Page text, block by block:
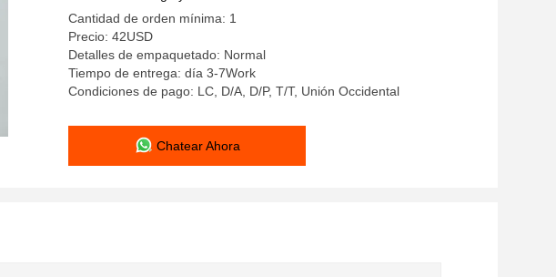
Cantidad de orden mínima: 1
Precio: 42USD
Detalles de empaquetado: Normal
Tiempo de entrega: día 3-7Work
Condiciones de pago: LC, D/A, D/P, T/T, Unión Occidental
Chatear Ahora